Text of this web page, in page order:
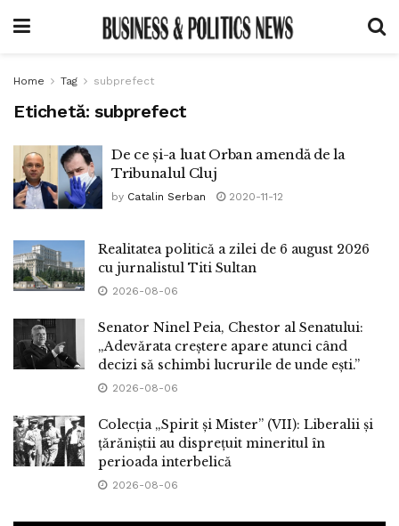
Home Tag subprefect
Etichetă: subprefect
De ce și-a luat Orban amendă de la
Tribunalul Cluj
by Catalin Serban 2020-11-12
Realitatea politică a zilei de 6 august 2026
cu jurnalistul Titi Sultan
2026-08-06
Senator Ninel Peia, Chestor al Senatului:
„Adevărata creștere apare atunci când
decizi să schimbi lucrurile de unde ești.”
2026-08-06
Colecția „Spirit și Mister” (VII): Liberalii și
țărăniștii au disprețuit mineritul în
perioada interbelică
2026-08-06